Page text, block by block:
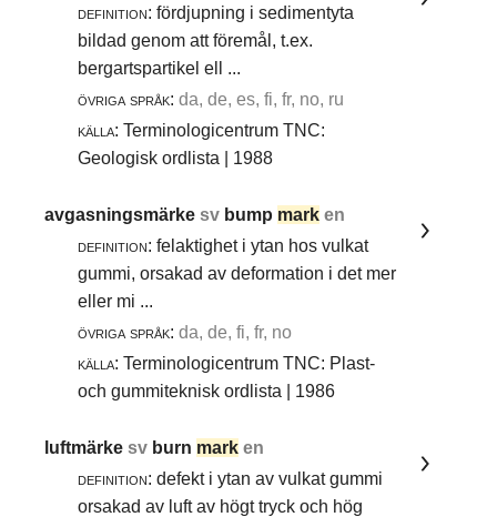
definition: fördjupning i sedimentyta
bildad genom att föremål, t.ex.
bergartspartikel ell ...
övriga språk: da, de, es, fi, fr, no, ru
källa: Terminologicentrum TNC:
Geologisk ordlista | 1988
avgasningsmärkesv bump mark en
definition: felaktighet i ytan hos vulkat
gummi, orsakad av deformation i det mer
eller mi ...
övriga språk: da, de, fi, fr, no
källa: Terminologicentrum TNC: Plast-
och gummiteknisk ordlista | 1986
luftmärkesv burn mark en
definition: defekt i ytan av vulkat gummi
orsakad av luft av högt tryck och hög